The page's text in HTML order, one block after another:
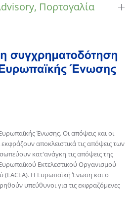
Πορτογαλία
Ένωσης. Οι απόψεις και οι
αποκλειστικά τις απόψεις των
κατ'ανάγκη τις απόψεις της
Εκτελεστικού Οργανισμού
(EACEA). Η Ευρωπαϊκή Ένωση και ο
υπεύθυνοι για τις εκφραζόμενες